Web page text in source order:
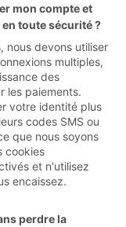
mon compte et
toute sécurité ?
nous devons utiliser
multiples,
des
les paiements.
votre identité plus
codes SMS ou
que nous soyons
cookies
et n'utilisez
encaissez.
perdre la